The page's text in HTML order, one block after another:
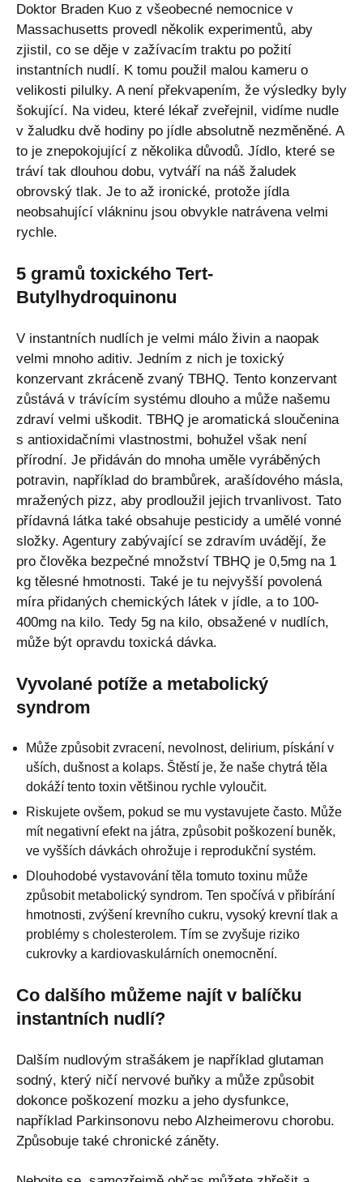
Doktor Braden Kuo z všeobecné nemocnice v
Massachusetts provedl několik experimentů, aby
zjistil, co se děje v zažívacím traktu po požití
instantních nudlí. K tomu použil malou kameru o
velikosti pilulky. A není překvapením, že výsledky byly
šokující. Na videu, které lékař zveřejnil, vidíme nudle
v žaludku dvě hodiny po jídle absolutně nezměněné. A
to je znepokojující z několika důvodů. Jídlo, které se
tráví tak dlouhou dobu, vytváří na náš žaludek
obrovský tlak. Je to až ironické, protože jídla
neobsahující vlákninu jsou obvykle natrávena velmi
rychle.
5 gramů toxického Tert-
Butylhydroquinonu
V instantních nudlích je velmi málo živin a naopak
velmi mnoho aditiv. Jedním z nich je toxický
konzervant zkráceně zvaný TBHQ. Tento konzervant
zůstává v trávícím systému dlouho a může našemu
zdraví velmi uškodit. TBHQ je aromatická sloučenina
s antioxidačními vlastnostmi, bohužel však není
přírodní. Je přidáván do mnoha uměle vyráběných
potravin, například do brambůrek, arašídového másla,
mražených pizz, aby prodloužil jejich trvanlivost. Tato
přídavná látka také obsahuje pesticidy a umělé vonné
složky. Agentury zabývající se zdravím uvádějí, že
pro člověka bezpečné množství TBHQ je 0,5mg na 1
kg tělesné hmotnosti. Také je tu nejvyšší povolená
míra přidaných chemických látek v jídle, a to 100-
400mg na kilo. Tedy 5g na kilo, obsažené v nudlích,
může být opravdu toxická dávka.
Vyvolané potíže a metabolický
syndrom
Může způsobit zvracení, nevolnost, delirium, pískání v
uších, dušnost a kolaps. Štěstí je, že naše chytrá těla
dokáží tento toxin většinou rychle vyloučit.
Riskujete ovšem, pokud se mu vystavujete často. Může
mít negativní efekt na játra, způsobit poškození buněk,
ve vyšších dávkách ohrožuje i reprodukční systém.
Dlouhodobé vystavování těla tomuto toxinu může
způsobit metabolický syndrom. Ten spočívá v přibírání
hmotnosti, zvýšení krevního cukru, vysoký krevní tlak a
problémy s cholesterolem. Tím se zvyšuje riziko
cukrovky a kardiovaskulárních onemocnění.
Co dalšího můžeme najít v balíčku
instantních nudlí?
Dalším nudlovým strašákem je například glutaman
sodný, který ničí nervové buňky a může způsobit
dokonce poškození mozku a jeho dysfunkce,
například Parkinsonovu nebo Alzheimerovu chorobu.
Způsobuje také chronické záněty.